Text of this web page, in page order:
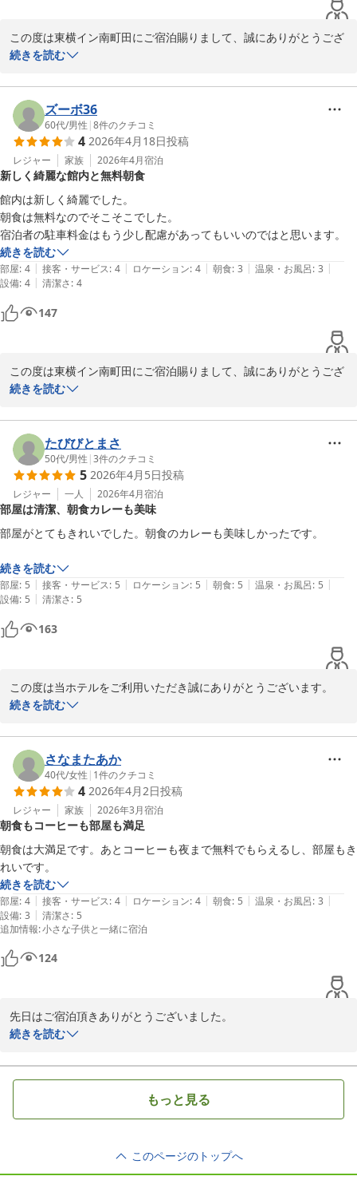
この度は東横イン南町田にご宿泊賜りまして、誠にありがとうござ
います。
し上げます。
いただきました貴重なご意見は、今後のホテル運営に役立たせてい
ただきます。
今後とも皆様にご満足いただけるホテルを目指し、サービス向上に
努めて参ります。
またのご利用を心よりお待ちしております。
東横ＩＮＮ南町田
2026-04-21
続きを読む
ズーボ36
60代/男性 |8件のクチコミ
4 2026年4月18日投稿
レジャー 家族 2026年4月宿泊
新しく綺麗な館内と無料朝食
館内は新しく綺麗でした。
朝食は無料なのでそこそこでした。
宿泊者の駐車料金はもう少し配慮があってもいいのではと思います。
続きを読む
部屋: 4 | 接客・サービス: 4 | ロケーション: 4 | 朝食: 3 | 温泉・お風呂: 3 |
設備: 4 | 清潔さ: 4
147
この度は東横イン南町田にご宿泊賜りまして、誠にありがとうござ
います。
ます。
賜りました貴重なご意見は今後のホテル運営に役立たせていただき
ます。
またのご利用を心よりお待ちいたしております。
東横ＩＮＮ南町田
続きを読む
たびびとまさ
50代/男性 |3件のクチコミ
5 2026年4月5日投稿
レジャー 一人 2026年4月宿泊
部屋は清潔、朝食カレーも美味
部屋がとてもきれいでした。朝食のカレーも美味しかったです。
続きを読む
部屋: 5 | 接客・サービス: 5 | ロケーション: 5 | 朝食: 5 | 温泉・お風呂: 5 |
設備: 5 | 清潔さ: 5
163
この度は当ホテルをご利用いただき誠にありがとうございます。
また、その際のご感想、貴重なご意見をお寄せいただき重ねてお礼
今後の運営に役立たせていただきます。
またのご利用を心よりお待ちしております。
東横ＩＮＮ南町田
2026-04-06
続きを読む
さなまたあか
40代/女性 | 1件のクチコミ
4 2026年4月2日投稿
レジャー 家族 2026年3月宿泊
朝食もコーヒーも部屋も満足
朝食は大満足です。あとコーヒーも夜まで無料でもらえるし、部屋もき
れいです。
続きを読む
部屋: 4 | 接客・サービス: 4 | ロケーション: 4 | 朝食: 5 | 温泉・お風呂: 3 |
設備: 3 | 清潔さ: 5
追加情報:小さな子供と一緒に宿泊
124
先日はご宿泊頂きありがとうございました。
おもてなしの心を大切にしお客さまのご期待に添えるサービスを提
今後も皆様に非日常な世界をご満喫頂けます様に、清潔感にも細心
の注意を払いまして維持をしてまいります。
お気に召して頂けまして大変嬉しく思います。
また機会がありましたら、再度当ホテルをご利用頂けましたら幸い
従業員一同、お待ち申し上げます。
東横ＩＮＮ南町田
続きを読む
もっと見る
このページのトップへ